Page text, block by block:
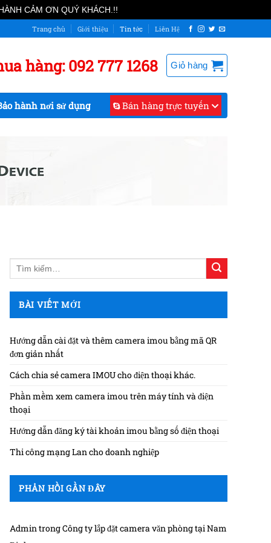
CẢM ƠN QUÝ KHÁCH.!!
Trang chủ Giới thiệu Tin tức Liên Hệ
hàng: 092 777 1268 Giỏ hàng
hành nơi sử dụng Bán hàng trực tuyến
BÀI VIẾT MỚI
Hướng dẫn cài đặt và thêm camera imou bằng mã QR
đơn giản nhất
Cách chia sẻ camera IMOU cho điện thoại khác.
Phần mềm xem camera imou trên máy tính và điện
thoại
Hướng dẫn đăng ký tài khoản imou bằng số điện thoại
Thi công mạng Lan cho doanh nghiệp
PHẢN HỒI GẦN ĐÂY
AdmintrongCông ty lắp đặt camera văn phòng tại Nam